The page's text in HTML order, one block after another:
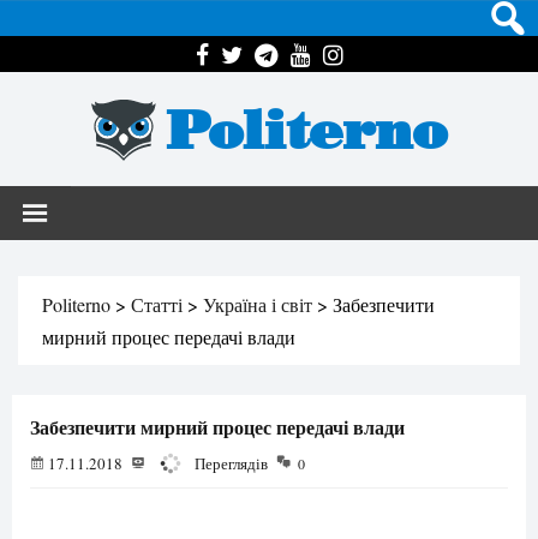
Politerno
Politerno > Статті > Україна і світ > Забезпечити
мирний процес передачі влади
Забезпечити мирний процес передачі влади
17.11.2018 11275 Переглядів 0